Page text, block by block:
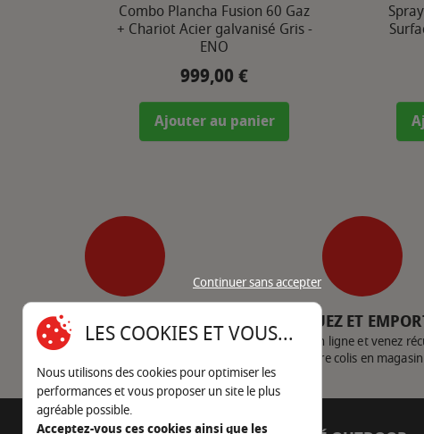
Combo Plancha Fusion 60 Gaz
+ Chariot Acier galvanisé Gris -
ENO
Prix
999,00 €
Ajouter au panier
SERVICE CLIENT
Nous contacter
CLIQUEZ ET
Achetez en ligne et venez
votre colis en magasin
Continuer sans accepter
LES COOKIES ET VOUS...
Nous utilisons des cookies pour optimiser les
performances et vous proposer un site le plus
agréable possible.
Acceptez-vous ces cookies ainsi que les